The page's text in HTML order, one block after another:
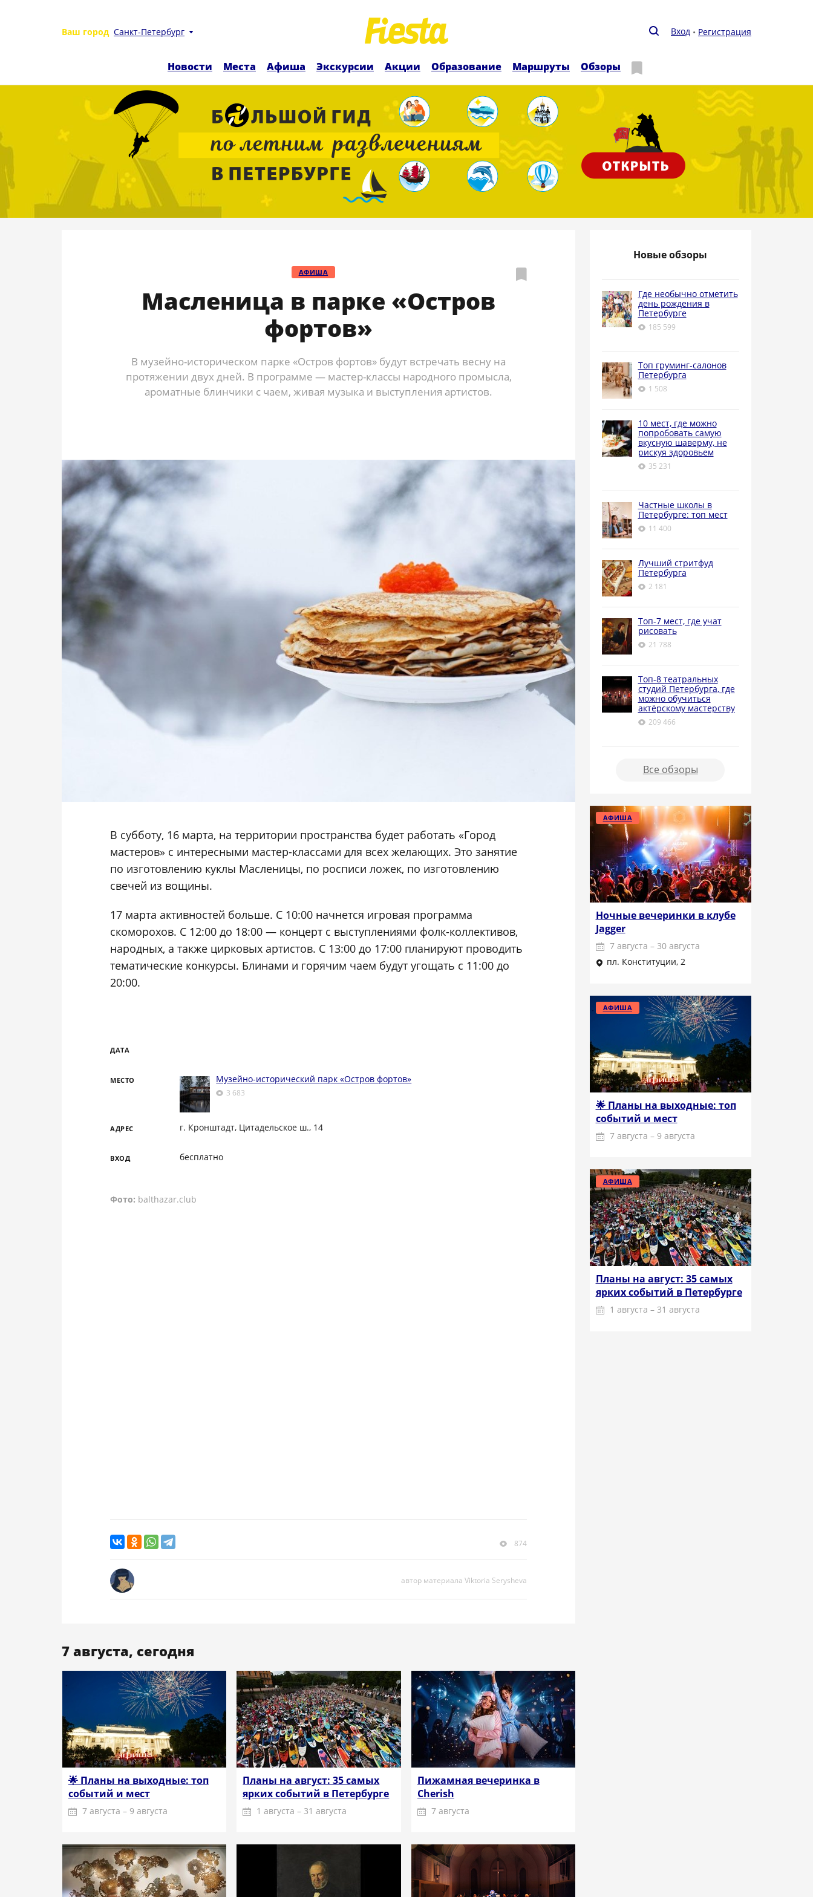
Ваш город Санкт-Петербург Вход Регистрация
Новости Места Афиша Экскурсии Акции Образование Маршруты Обзоры
АФИША
Масленица в парке «Остров
фортов»
В музейно-историческом парке «Остров фортов» будут встречать весну на
протяжении двух дней. В программе — мастер-классы народного промысла,
ароматные блинчики с чаем, живая музыка и выступления артистов.
В субботу, 16 марта, на территории пространства будет работать «Город
мастеров» с интересными мастер-классами для всех желающих. Это занятие
по изготовлению куклы Масленицы, по росписи ложек, по изготовлению
свечей из вощины.
17 марта активностей больше. С 10:00 начнется игровая программа
скоморохов. С 12:00 до 18:00 — концерт с выступлениями фолк-коллективов,
народных, а также цирковых артистов. С 13:00 до 17:00 планируют проводить
тематические конкурсы. Блинами и горячим чаем будут угощать с 11:00 до
20:00.
ДАТА
МЕСТО Музейно-исторический парк «Остров фортов»
3 683
АДРЕС г. Кронштадт, Цитадельское ш., 14
ВХОД бесплатно
Фото: balthazar.club
874
автор материала Viktoria Serysheva
7 августа, сегодня
🌟 Планы на выходные: топ
событий и мест
7 августа – 9 августа
Подробнее
Планы на август: 35 самых
ярких событий в Петербурге
1 августа – 31 августа
Пижамная вечеринка в
Cherish
7 августа
Подробнее
Новые обзоры
Где необычно отметить
день рождения в
Петербурге
185 599
Топ груминг-салонов
Петербурга
1 508
10 мест, где можно
попробовать самую
вкусную шаверму, не
рискуя здоровьем
35 231
Частные школы в
Петербурге: топ мест
11 400
Лучший стритфуд
Петербурга
2 181
Топ-7 мест, где учат
рисовать
21 788
Топ-8 театральных
студий Петербурга, где
можно обучиться
актёрскому мастерству
209 466
Все обзоры
АФИША
Ночные вечеринки в клубе
Jagger
7 августа – 30 августа
пл. Конституции, 2
Подробнее
АФИША
🌟 Планы на выходные: топ
событий и мест
7 августа – 9 августа
Подробнее
АФИША
Планы на август: 35 самых
ярких событий в Петербурге
1 августа – 31 августа